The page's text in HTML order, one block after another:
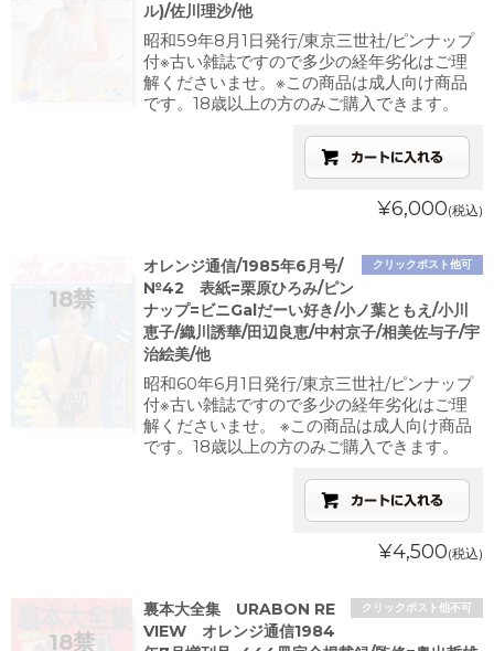
ル)/佐川理沙/他
昭和59年8月1日発行/東京三世社/ピンナップ
付※古い雑誌ですので多少の経年劣化はご理
解くださいませ。※この商品は成人向け商品
です。18歳以上の方のみご購入できます。
¥6,000(税込)
クリックポスト他可
オレンジ通信/1985年6月号/
№42 表紙=栗原ひろみ/ピン
ナップ=ビニGalだーい好き/小ノ葉ともえ/小川
恵子/織川誘華/田辺良恵/中村京子/相美佐与子/宇
治絵美/他
昭和60年6月1日発行/東京三世社/ピンナップ
付※古い雑誌ですので多少の経年劣化はご理
解くださいませ。 ※この商品は成人向け商品
です。18歳以上の方のみご購入できます。
¥4,500(税込)
クリックポスト他不可
裏本大全集 URABON RE
VIEW オレンジ通信1984